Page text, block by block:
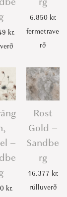
kr.
6.850 kr.
fermetrave
rð
–
kr.
Rost
Gold –
Sandbe
rg
16.377 kr.
rúlluverð